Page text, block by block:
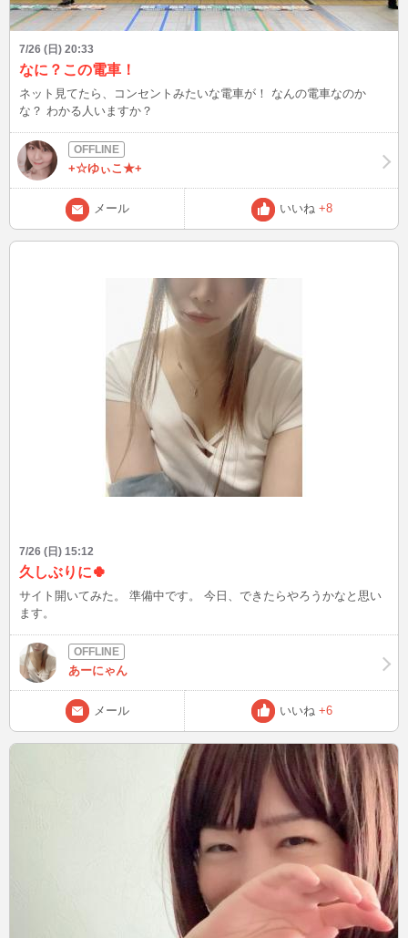
7/26 (日) 20:33
なに？この電車！
ネット見てたら、コンセントみたいな電車が！ なんの電車なのか
な？ わかる人いますか？
+☆ゆぃこ★+
メール いいね +8
7/26 (日) 15:12
久しぶりに🍀
サイト開いてみた。 準備中です。 今日、できたらやろうかなと思い
ます。
あーにゃん
メール いいね +6